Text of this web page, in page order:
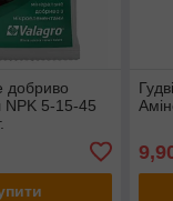
добриво
5-15-45